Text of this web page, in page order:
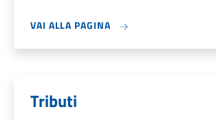
VAI ALLA PAGINA
Tributi